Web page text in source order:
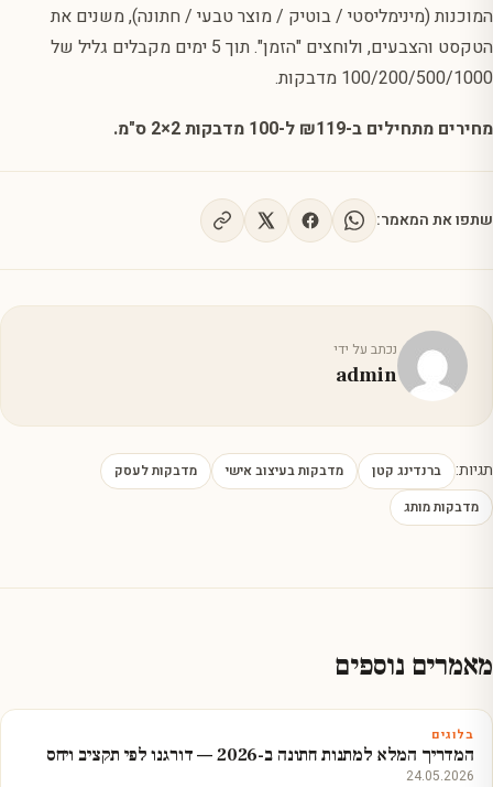
המוכנות (מינימליסטי / בוטיק / מוצר טבעי / חתונה), משנים את
הטקסט והצבעים, ולוחצים "הזמן". תוך 5 ימים מקבלים גליל של
100/200/500/1000 מדבקות.
מחירים מתחילים ב-₪119 ל-100 מדבקות 2×2 ס"מ.
שתפו את המאמר:
נכתב על ידי
admin
תגיות: ברנדינג קטן מדבקות בעיצוב אישי
מדבקות לעסק
מדבקות מותג
מאמרים נוספים
בלוגים
המדריך המלא למתנות חתונה ב-2026 — דורגנו לפי תקציב ויחס
24.05.2026